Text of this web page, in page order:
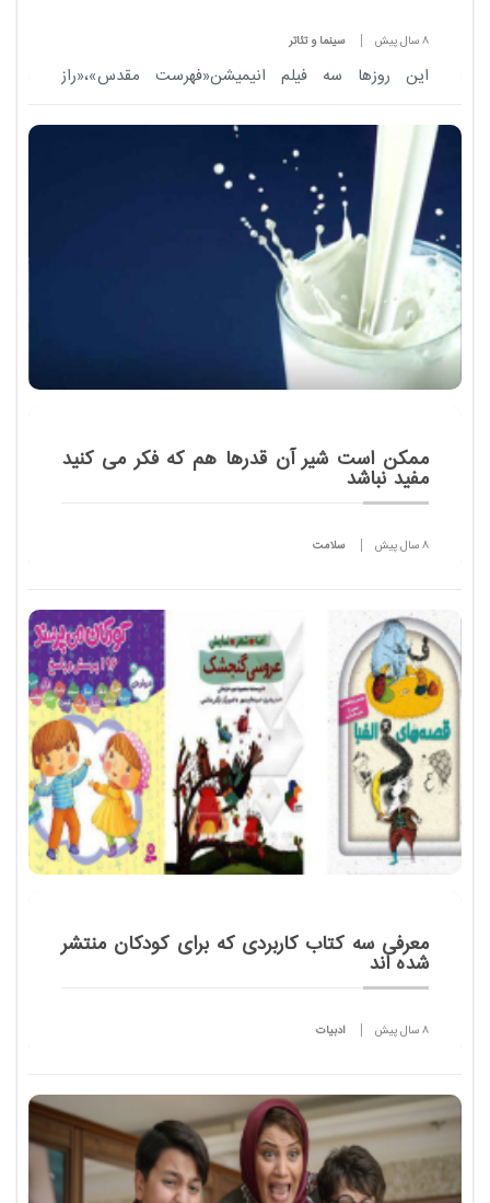
8 سال پیش سینما و تئاتر
این روزها سه فیلم انیمیشن«فهرست مقدس»،«راز
نخستین بار انیمیشن«فیلشاه» وارد بخش مسابقه
جشنوا...
ممکن است شیر آن قدرها هم که فکر می کنید
مفید نباشد
8 سال پیش سلامت
شیر برای ما لازم و مفید است و کمکمان می کند
استخوان ها و دندان هایی سالم داشته باشیم. آیا ممکن
است در مو...
معرفی سه کتاب کاربردی که برای کودکان منتشر
شده اند
8 سال پیش ادبیات
برای فرزندان است. دغدغه ای که گاهی آنها را از بازار
کتاب دور می کند. اما در بازار نشر کتاب کودک، اتفاقا ...